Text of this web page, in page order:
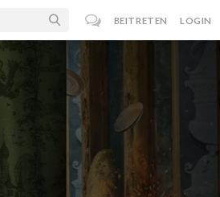
BEITRETEN LOGIN